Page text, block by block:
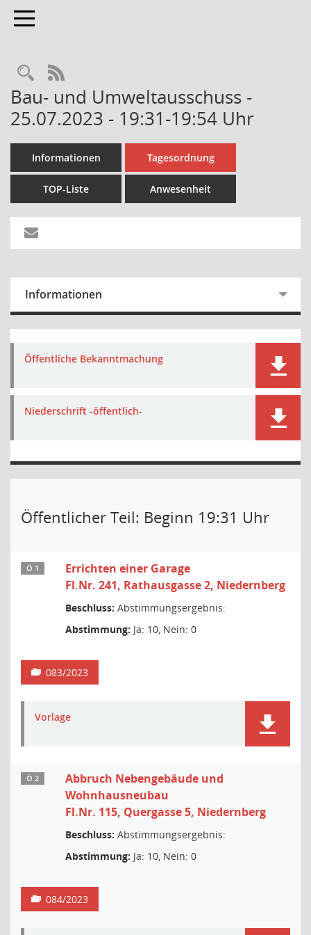
Toggle navigation
Rechercheauswahl
RSS-Feed
Bau- und Umweltausschuss -
25.07.2023 - 19:31-19:54 Uhr
Informationen Tagesordnung
TOP-Liste Anwesenheit
Informationen
Öffentliche Bekanntmachung
Niederschrift -öffentlich-
Öffentlicher Teil: Beginn 19:31 Uhr
Ö 1
Errichten einer Garage
Fl.Nr. 241, Rathausgasse 2, Niedernberg
Beschluss: Abstimmungsergebnis:
Abstimmung: Ja: 10, Nein: 0
083/2023
Vorlage
Ö 2
Abbruch Nebengebäude und
Wohnhausneubau
Fl.Nr. 115, Quergasse 5, Niedernberg
Beschluss: Abstimmungsergebnis:
Abstimmung: Ja: 10, Nein: 0
084/2023